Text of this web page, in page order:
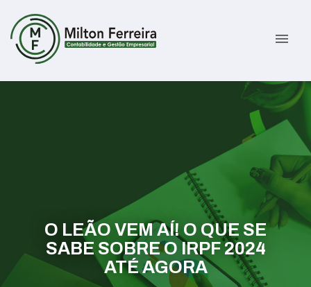
menu
Gestão Tributária e Fiscal
Previdenciária Trabalhista
Abertura de Empresas
Informativos
Contato
ÁREA DO CLIENTE
O LEÃO VEM AÍ! O QUE SE
SABE SOBRE O IRPF 2024
ATÉ AGORA